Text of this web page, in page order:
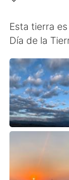
简体中文
Español
Français
日本語
Русский
Indonesia
Esta tierra
Día de la